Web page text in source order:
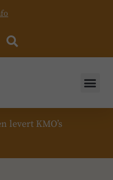
levert KMO’s